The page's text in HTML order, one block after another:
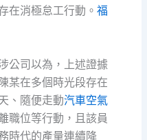
在消極怠工行動。 福
公司以為，上述證據
某在多個時光段存在
、隨便走動汽車空氣
職位等行動，且該員
時代的產量連續降